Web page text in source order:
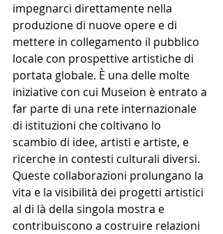
impegnarci direttamente nella
produzione di nuove opere e di
mettere in collegamento il pubblico
locale con prospettive artistiche di
portata globale. È una delle molte
iniziative con cui Museion è entrato a
far parte di una rete internazionale
di istituzioni che coltivano lo
scambio di idee, artisti e artiste, e
ricerche in contesti culturali diversi.
Queste collaborazioni prolungano la
vita e la visibilità dei progetti artistici
al di là della singola mostra e
contribuiscono a costruire relazioni